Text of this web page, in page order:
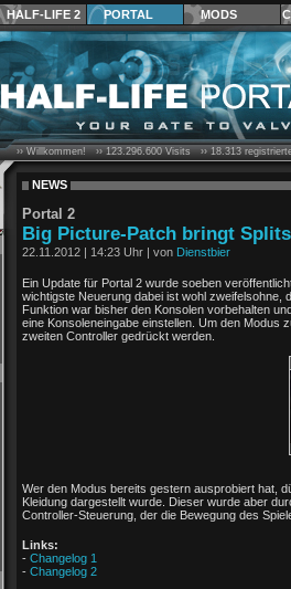
HALF-LIFE 2 PORTAL MODS
›› Willkommen! ››123.296.600Visits ››18.313
NEWS
Portal 2
Big Picture-Patch bringt
22.11.2012 | 14:23 Uhr | von Dienstbier
Ein Update für Portal 2 wurde soeben
wichtigste Neuerung dabei ist wohl zweifelsohne,
Funktion war bisher den Konsolen vorbehalten
eine Konsoleneingabe einstellen. Um den Modus
zweiten Controller gedrückt werden.
Wer den Modus bereits gestern ausprobiert hat,
Kleidung dargestellt wurde. Dieser wurde aber
Controller-Steuerung, der die Bewegung des
Links:
- Changelog 1
- Changelog 2